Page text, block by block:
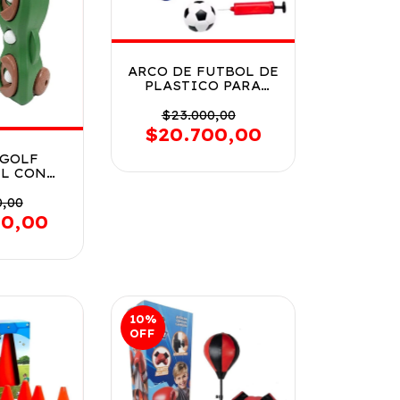
CON
ARCO DE FUTBOL DE
PLASTICO PARA
$23.000,00
$20.700,00
10%
OFF